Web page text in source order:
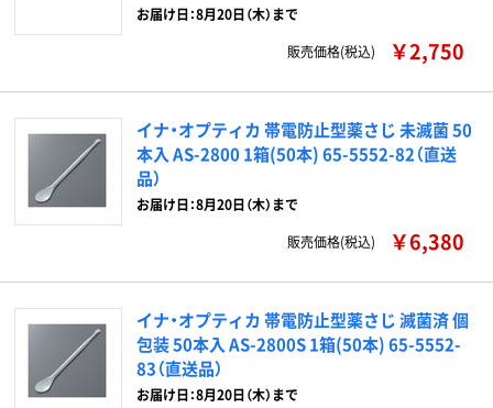
お届け日：8月20日（木）まで
販売価格(税込)
￥2,750
イナ・オプティカ 帯電防止型薬さじ 未滅菌 50
本入 AS-2800 1箱(50本) 65-5552-82（直送
品）
お届け日：8月20日（木）まで
販売価格(税込)
￥6,380
イナ・オプティカ 帯電防止型薬さじ 滅菌済 個
包装 50本入 AS-2800S 1箱(50本) 65-5552-
83（直送品）
お届け日：8月20日（木）まで